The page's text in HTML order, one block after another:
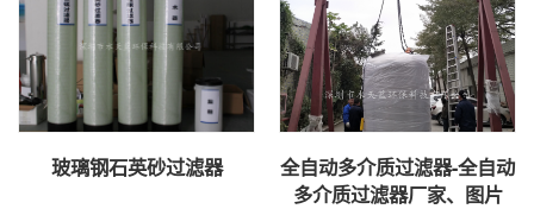
玻璃钢石英砂过滤器
全自动多介质过滤器-全自动
多介质过滤器厂家、图片